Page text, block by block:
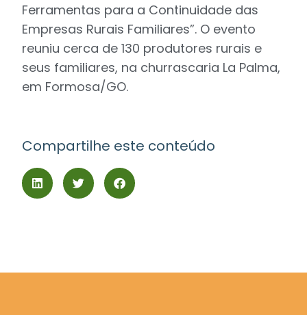
Ferramentas para a Continuidade das
Empresas Rurais Familiares”. O evento
reuniu cerca de 130 produtores rurais e
seus familiares, na churrascaria La Palma,
em Formosa/GO.
Compartilhe este conteúdo